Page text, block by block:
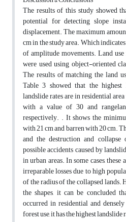
The results of this study showed
potential for detecting slope
displacement. The maximum
cm in the study area. Which
of amplitude movements. Land
were used using object-oriented
The results of matching the land
Table 3 showed that the
landslide rates are in residential
with a value of 30 and
respectively. . It shows the
with 21 cm and barren with 20 cm.
and the destruction and
possible accidents caused by
in urban areas. In some cases, these
irreparable losses due to high
of the radius of the collapsed
the shapes, it can be concluded
occurred in residential and
forest use, it has the highest landslide